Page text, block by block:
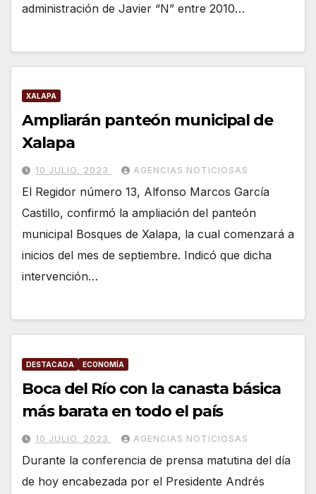
administración de Javier “N” entre 2010…
XALAPA
Ampliarán panteón municipal de
Xalapa
10 JULIO, 2023 AGENCIAS NOTICIOSAS
El Regidor número 13, Alfonso Marcos García
Castillo, confirmó la ampliación del panteón
municipal Bosques de Xalapa, la cual comenzará a
inicios del mes de septiembre. Indicó que dicha
intervención…
DESTACADA ECONOMÍA
Boca del Río con la canasta básica
más barata en todo el país
10 JULIO, 2023 AGENCIAS NOTICIOSAS
Durante la conferencia de prensa matutina del día
de hoy encabezada por el Presidente Andrés